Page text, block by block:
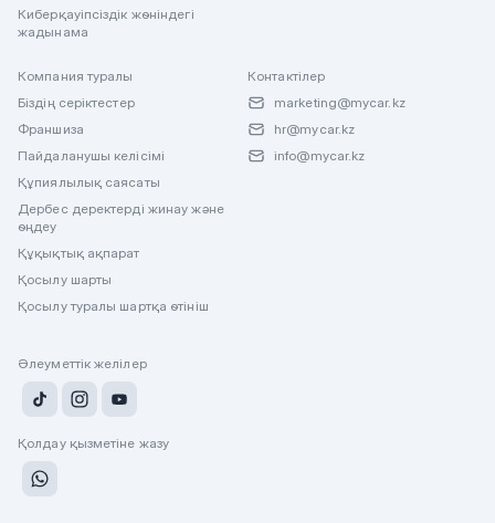
Киберқауіпсіздік жөніндегі
жадынама
Компания туралы
Біздің серіктестер
Франшиза
Пайдаланушы келісімі
Құпиялылық саясаты
Дербес деректерді жинау және
өңдеу
Құқықтық ақпарат
Қосылу шарты
Қосылу туралы шартқа өтініш
Контактілер
marketing@mycar.kz
hr@mycar.kz
info@mycar.kz
Әлеуметтік желілер
Қолдау қызметіне жазу